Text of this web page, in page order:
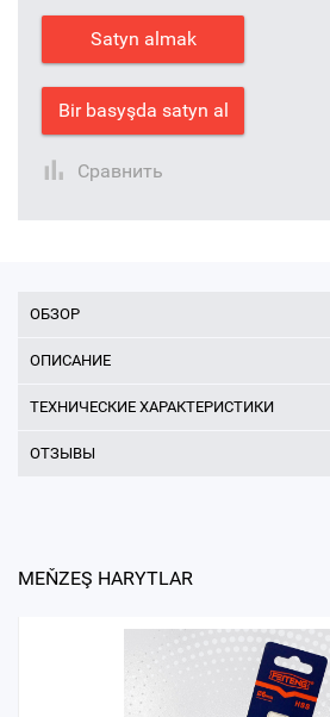
Satyn almak
Bir basyşda satyn al
Сравнить
ОБЗОР
ОПИСАНИЕ
ТЕХНИЧЕСКИЕ ХАРАКТЕРИСТИКИ
ОТЗЫВЫ
MEŇZEŞ HARYTLAR